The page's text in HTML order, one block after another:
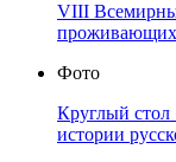
VIII
проживающих
Фото
Круглый стол
истории